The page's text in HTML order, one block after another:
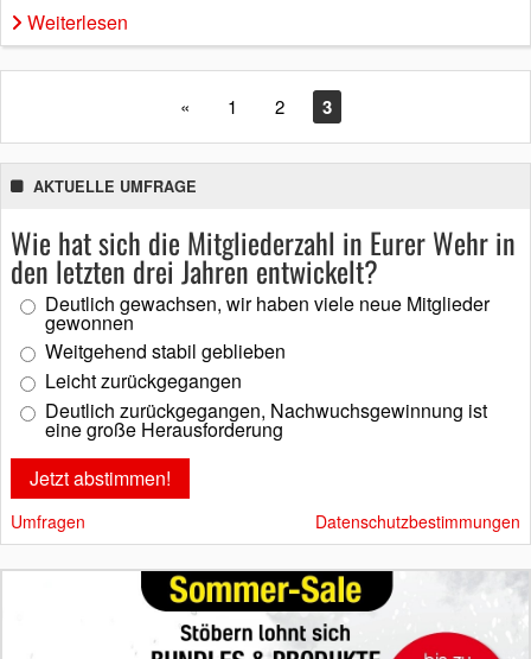
Weiterlesen
« 1 2 3
AKTUELLE UMFRAGE
Wie hat sich die Mitgliederzahl in Eurer Wehr in
den letzten drei Jahren entwickelt?
Deutlich gewachsen, wir haben viele neue Mitglieder
gewonnen
Weitgehend stabil geblieben
Leicht zurückgegangen
Deutlich zurückgegangen, Nachwuchsgewinnung ist
eine große Herausforderung
Umfragen Datenschutzbestimmungen